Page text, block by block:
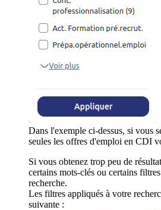
Dans l'exemple ci-dessus, si vous
seules les offres d'emploi en CDI
Si vous obtenez trop peu de
certains mots-clés ou certains
recherche.
Les filtres appliqués à votre
suivante :